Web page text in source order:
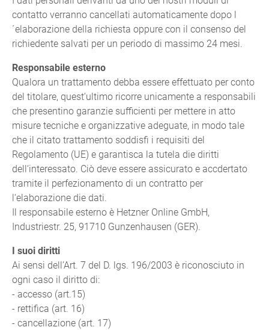
contatto verranno cancellati automaticamente dopo l
´elaborazione della richiesta oppure con il consenso del
richiedente salvati per un periodo di massimo 24 mesi.
Responsabile esterno
Qualora un trattamento debba essere effettuato per conto
del titolare, quest‘ultimo ricorre unicamente a responsabili
che presentino garanzie sufficienti per mettere in atto
misure tecniche e organizzative adeguate, in modo tale
che il citato trattamento soddisfi i requisiti del
Regolamento (UE) e garantisca la tutela die diritti
dell‘interessato. Ciò deve essere assicurato e accdertato
tramite il perfezionamento di un contratto per
l‘elaborazione die dati.
Il responsabile esterno è Hetzner Online GmbH,
Industriestr. 25, 91710 Gunzenhausen (GER).
I suoi diritti
Ai sensi dell’Art. 7 del D. lgs. 196/2003 è riconosciuto in
ogni caso il diritto di:
- accesso (art.15)
- rettifica (art. 16)
- cancellazione (art. 17)